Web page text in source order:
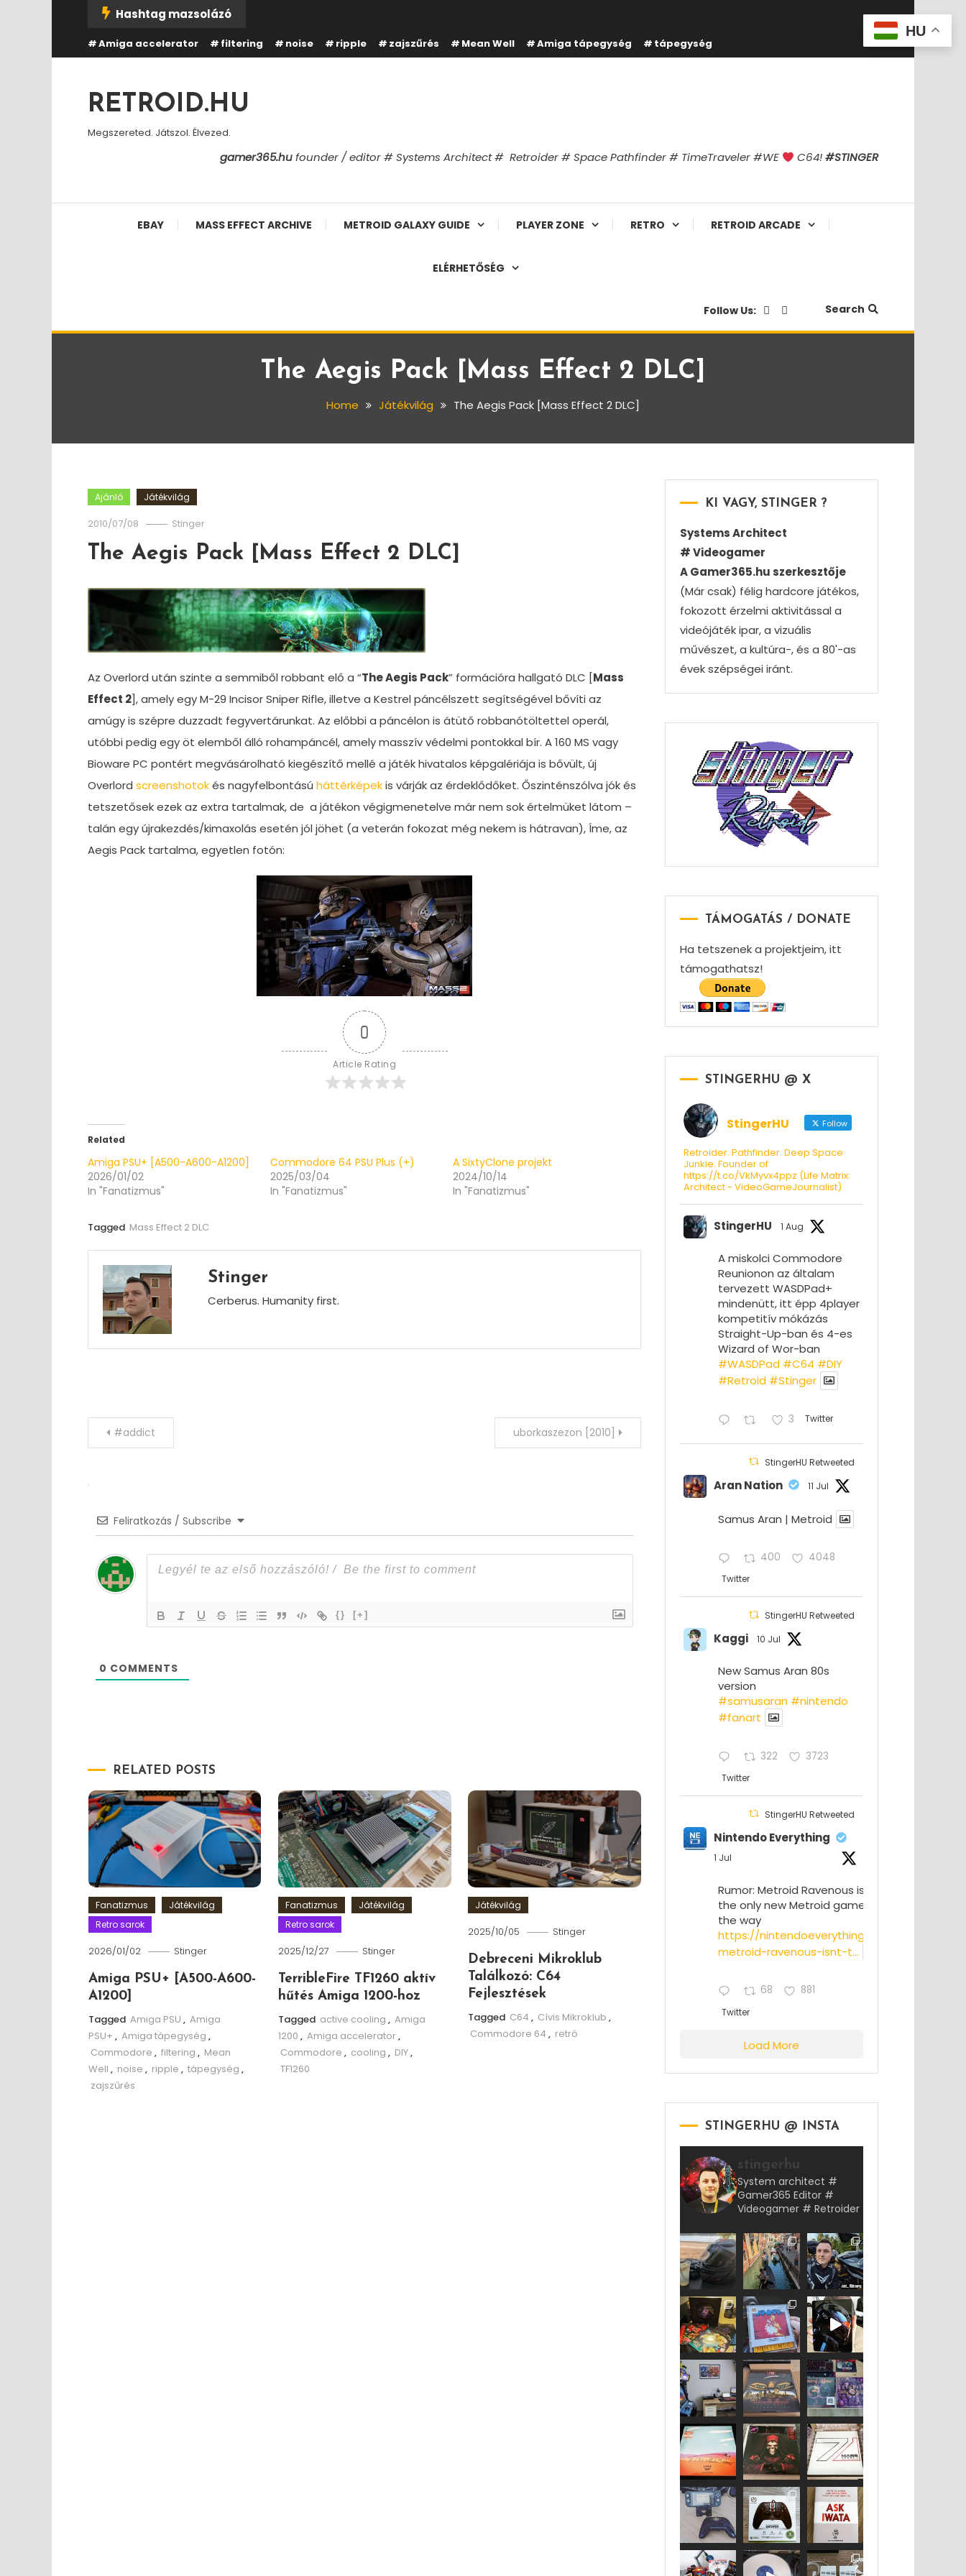
Content
Hashtag mazsolázó
Amiga accelerator filtering noise ripple zajszűrés Mean Well Amiga tápegység tápegység
RETROID.HU
Megszereted. Játszol. Élvezed.
gamer365.hufounder / editor # Systems Architect # Retroider # Space Pathfinder # TimeTraveler #WE C64!#STINGER
EBAY MASS EFFECT ARCHIVE METROID GALAXY GUIDE PLAYER ZONE RETRO RETROID ARCADE
ELÉRHETŐSÉG
Follow Us: Search
The Aegis Pack [Mass Effect 2 DLC]
Home Játékvilág The Aegis Pack [Mass Effect 2 DLC]
Ajánló Játékvilág
2010/07/08 Stinger
The Aegis Pack [Mass Effect 2 DLC]
Az Overlord után szinte a semmiből robbant elő a “The Aegis Pack” formációra hallgató DLC [Mass
Effect 2], amely egy M-29 Incisor Sniper Rifle, illetve a Kestrel páncélszett segítségével bővíti az
amúgy is szépre duzzadt fegyvertárunkat. Az előbbi a páncélon is átütő robbanótöltettel operál,
utóbbi pedig egy öt elemből álló rohampáncél, amely masszív védelmi pontokkal bír. A 160 MS vagy
Bioware PC pontért megvásárolható kiegészítő mellé a játék hivatalos képgalériája is bővült, új
Overlord screenshotokés nagyfelbontású háttérképekis várják az érdeklődőket. Őszinténszólva jók és
tetszetősek ezek az extra tartalmak, de a játékon végigmenetelve már nem sok értelmüket látom –
talán egy újrakezdés/kimaxolás esetén jól jöhet (a veterán fokozat még nekem is hátravan), Íme, az
Aegis Pack tartalma, egyetlen fotón:
0
Article Rating
Related
Amiga PSU+ [A500-A600-A1200]
2026/01/02
In "Fanatizmus"
Commodore 64 PSU Plus (+)
2025/03/04
In "Fanatizmus"
A SixtyClone projekt
2024/10/14
In "Fanatizmus"
Tagged Mass Effect 2 DLC
Stinger
Cerberus. Humanity first.
Post#addict uborkaszezon [2010]
Feliratkozás / Subscribe
{} [+]
0 COMMENTS
RELATED POSTS
Fanatizmus
Játékvilág
Retro sarok
2026/01/02 Stinger
Amiga PSU+ [A500-A600-
A1200]
Tagged Amiga PSU , Amiga
PSU+ , Amiga tápegység ,
Commodore , filtering , Mean
Well , noise , ripple , tápegység ,
zajszűrés
Fanatizmus
Játékvilág
Retro sarok
2025/12/27 Stinger
TerribleFire TF1260 aktív
hűtés Amiga 1200-hoz
Tagged active cooling , Amiga
1200 , Amiga accelerator,
Commodore , cooling , DIY,
TF1260
Játékvilág
2025/10/05 Stinger
Debreceni Mikroklub
Találkozó: C64
Fejlesztések
Tagged C64 , Cívis Mikroklub ,
Commodore 64 , retró
KI VAGY, STINGER ?
Systems Architect
# Videogamer
A Gamer365.hu szerkesztője
(Már csak) félig hardcore játékos,
fokozott érzelmi aktivitással a
videójáték ipar, a vizuális
művészet, a kultúra-, és a 80'-as
évek szépségei iránt.
TÁMOGATÁS / DONATE
Ha tetszenek a projektjeim, itt
támogathatsz!
STINGERHU @ X
StingerHU Follow
Retroider. Pathfinder. Deep Space
Junkie. Founder of
https://t.co/VkMyvx4ppz (Life Matrix:
Architect - VideoGameJournalist)
StingerHU 1 Aug
A miskolci Commodore
Reunionon az általam
tervezett WASDPad+
mindenütt, itt épp 4player
kompetitív mókázás
Straight-Up-ban és 4-es
Wizard of Wor-ban
#WASDPad #C64 #DIY
#Retroid #Stinger
3 Twitter
StingerHU Retweeted
Aran Nation 11 Jul
Samus Aran | Metroid
400 4048
Twitter
StingerHU Retweeted
Kaggi 10 Jul
New Samus Aran 80s
version
#samusaran #nintendo
#fanartㅤㅤㅤㅤ
322 3723
Twitter
StingerHU Retweeted
Nintendo Everything
1 Jul
Rumor: Metroid Ravenous isn’t
the only new Metroid game on
the way
https://nintendoeverything.com/rumor-
metroid-ravenous-isnt-t...
68 881
Twitter
Load More
STINGERHU @ INSTA
stingerhu
System architect #
Gamer365 Editor #
Videogamer # Retroider
HU